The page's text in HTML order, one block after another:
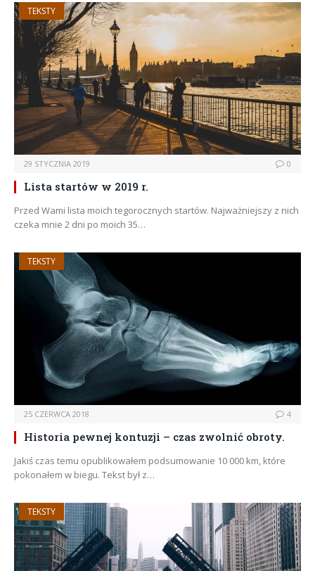
TEKSTY
29 STYCZNIA 2019 0
Lista startów w 2019 r.
Przed Wami lista moich tegorocznych startów. Najważniejszy z nich
czeka mnie 2 dni po moich 35…
TEKSTY
25 CZERWCA 2018 4
Historia pewnej kontuzji – czas zwolnić obroty.
Jakiś czas temu opublikowałem podsumowanie 10 000 km, które
pokonałem w biegu. Tekst był z…
TEKSTY